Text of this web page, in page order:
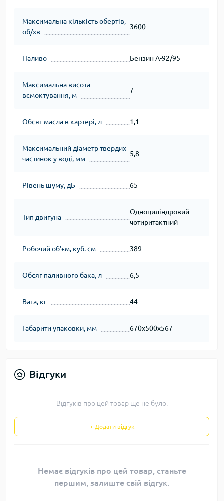
Максимальна кількість обертів,
об/хв
3600
Паливо Бензин А-92/95
Максимальна висота
всмоктування, м
7
Обсяг масла в картері, л 1,1
Максимальний діаметр твердих
частинок у воді, мм
5,8
Рівень шуму, дБ 65
Тип двигуна
Одноциліндровий
чотиритактний
Робочий об'єм, куб. см 389
Обсяг паливного бака, л 6,5
Вага, кг 44
Габарити упаковки, мм 670x500x567
Відгуки
Відгуків про цей товар ще не було.
+ Додати відгук
Немає відгуків про цей товар, станьте
першим, залиште свій відгук.